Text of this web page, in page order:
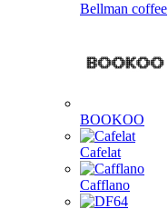
Bellman coffee
BOOKOO
Cafelat
Cafflano